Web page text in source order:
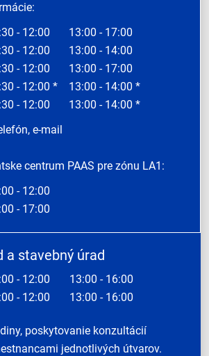
- 12:00
13:00 - 17:00
- 12:00
13:00 - 14:00
- 12:00
13:00 - 17:00
- 12:00 *
13:00 - 14:00 *
- 12:00
13:00 - 14:00 *
e-mail
centrum PAAS pre zónu LA1:
- 12:00
- 17:00
a stavebný úrad
- 12:00
13:00 - 16:00
- 12:00 13:00 - 16:00
poskytovanie konzultácií
jednotlivých útvarov.